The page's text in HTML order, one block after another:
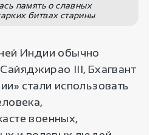
память о славных
битвах старины
Индии обычно
III, Бхагвант
стали использовать
военных,